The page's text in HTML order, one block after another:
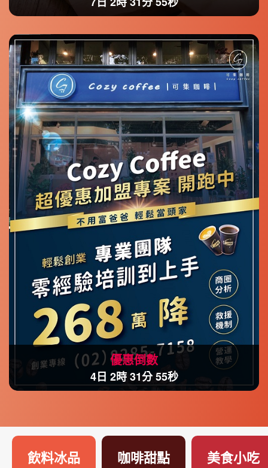
優惠倒數
4日 2時 31分 52秒
飲料冰品 咖啡甜點 美食小吃